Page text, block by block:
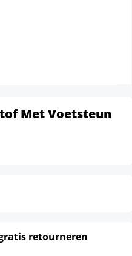
Met Voetsteun
retourneren